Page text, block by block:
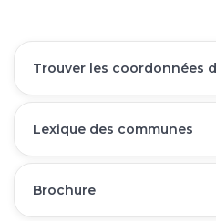
Trouver les coordonnées
Lexique des communes
Brochure